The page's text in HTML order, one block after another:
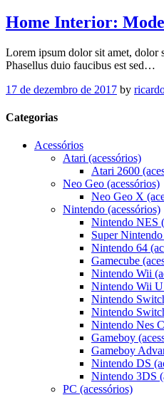
Home Interior:
Lorem ipsum dolor sit amet, dolor
Phasellus duio faucibus est sed…
17 de dezembro de 2017 by
Categorias
Acessórios
Atari (acessórios)
Atari 2600
Neo Geo (acessórios)
Neo Geo X
Nintendo (acessórios)
Nintendo NES
Super
Nintendo 64
Gamecube
Nintendo Wii
Nintendo Wii U
Nintendo
Nintendo
Nintendo Nes
Gameboy
Gameboy
Nintendo DS
Nintendo 3DS
PC (acessórios)